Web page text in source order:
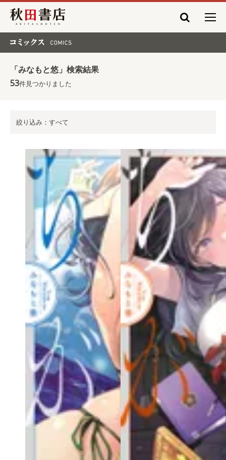
秋田書店
「みなもと悠」検索結果
53件見つかりました
絞り込み：すべて